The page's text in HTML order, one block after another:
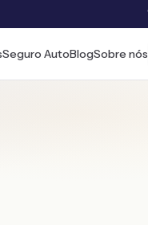
Seguro AutoBlogSobre nós